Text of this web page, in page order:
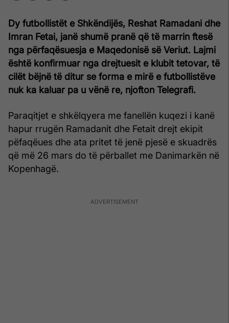
Dy futbollistët e Shkëndijës, Reshat Ramadani dhe
Imran Fetai, janë shumë pranë që të marrin ftesë
nga përfaqësuesja e Maqedonisë së Veriut. Lajmi
është konfirmuar nga drejtuesit e klubit tetovar, të
cilët bëjnë të ditur se forma e mirë e futbollistëve
nuk ka kaluar pa u vënë re, njofton Telegrafi.
Paraqitjet e shkëlqyera me fanellën kuqezi i kanë
hapur rrugën Ramadanit dhe Fetait drejt ekipit
pëfaqëues dhe ata pritet të jenë pjesë e skuadrës
që më 26 mars do të përballet me Danimarkën në
Kopenhagë.